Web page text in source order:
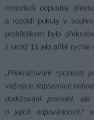
motoristů dopustila
a rozdali pokuty v
prohřeškem bylo
z nichž 15 jelo příliš rychle
„Překračování rychlosti
vážných dopravních
dodržování pravidel,
o jejich odpovědnosti,“